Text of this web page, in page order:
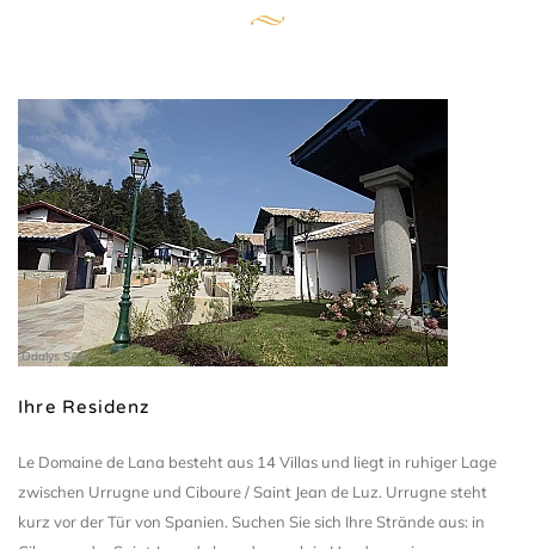
Odalys SAS
Ihre Residenz
Le Domaine de Lana besteht aus 14 Villas und liegt in ruhiger Lage
zwischen Urrugne und Ciboure / Saint Jean de Luz. Urrugne steht
kurz vor der Tür von Spanien. Suchen Sie sich Ihre Strände aus: in